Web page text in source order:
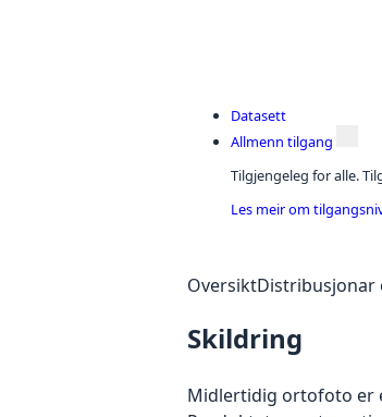
Datasett
Allmenn tilgang
Tilgjengeleg for alle.
Les meir om
OversiktDistribusjonar
Skildring
Midlertidig ortofoto er